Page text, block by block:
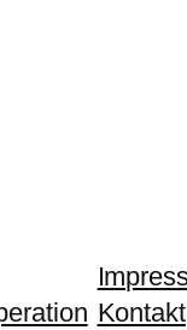
Kontakt